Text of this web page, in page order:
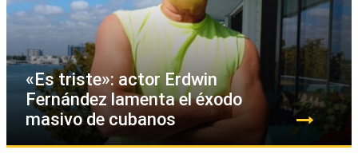
«Es triste»: actor Erdwin
Fernández lamenta el éxodo
masivo de cubanos